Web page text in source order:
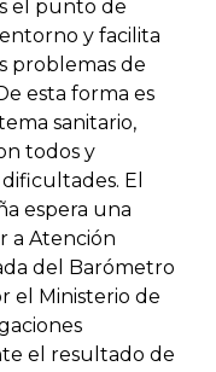
el punto de
y facilita
problemas de
esta forma es
sanitario,
todos y
El
espera una
a Atención
del Barómetro
el Ministerio de
el resultado de